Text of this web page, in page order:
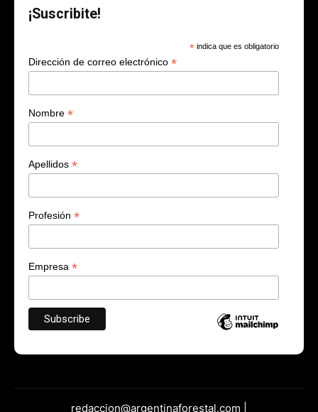
¡Suscribite!
* indica que es obligatorio
Dirección de correo electrónico *
Nombre *
Apellidos *
Profesión *
Empresa *
redaccion@argentinaforestal.com |